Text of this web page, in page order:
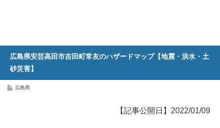
広島県安芸高田市吉田町常友のハザードマップ【地震・洪水・土
砂災害】
広島県
【記事公開日】2022/01/09